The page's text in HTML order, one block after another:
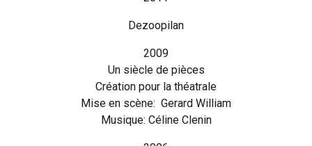
Dezoopilan
2009
Un siècle de pièces
Création pour la théatrale
Mise en scène: Gerard William
Musique: Céline Clenin